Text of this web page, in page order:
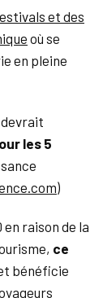
et des
où se
en pleine
les 5
)
raison de la
ce
bénéficie